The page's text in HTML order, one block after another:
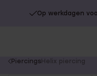
Op werkdagen
You
PiercingsHelix piercing